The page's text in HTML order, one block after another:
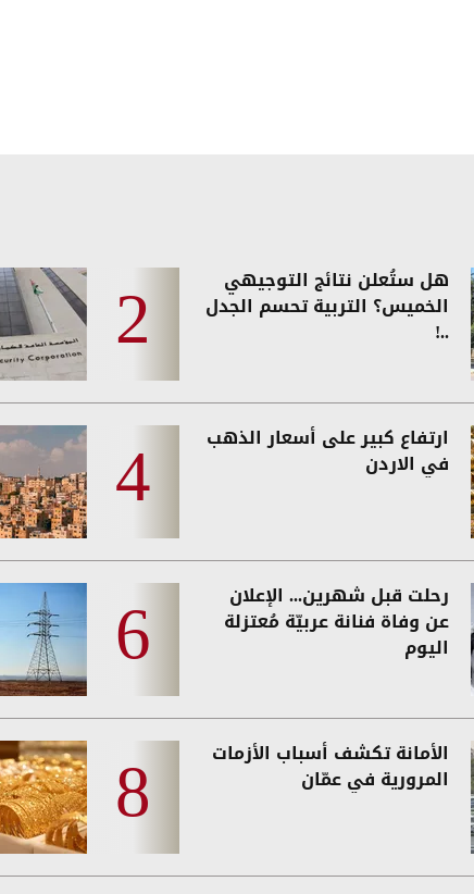
هل ستُعلن نتائج التوجيهي
الخميس؟ التربية تحسم الجدل
..!
ارتفاع كبير على أسعار الذهب
في الاردن
رحلت قبل شهرين... الإعلان
عن وفاة فنانة عربيّة مُعتزلة
اليوم
الأمانة تكشف أسباب الأزمات
المرورية في عمّان